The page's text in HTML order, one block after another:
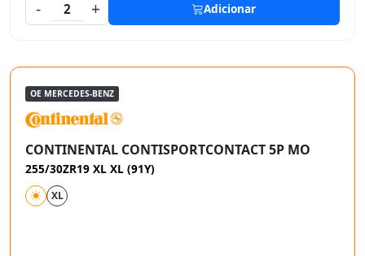
-
2 + Adicionar
OE MERCEDES-BENZ
CONTINENTAL CONTISPORTCONTACT 5P MO
255/30ZR19 XL XL (91Y)
XL